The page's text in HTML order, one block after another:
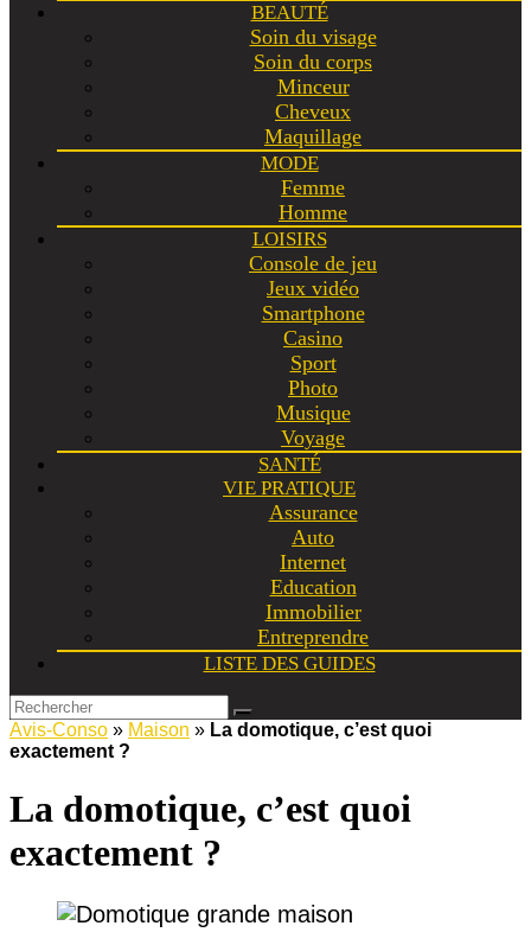
BEAUTÉ
Soin du visage
Soin du corps
Minceur
Cheveux
Maquillage
MODE
Femme
Homme
LOISIRS
Console de jeu
Jeux vidéo
Smartphone
Casino
Sport
Photo
Musique
Voyage
SANTÉ
VIE PRATIQUE
Assurance
Auto
Internet
Education
Immobilier
Entreprendre
LISTE DES GUIDES
Avis-Conso » Maison » La domotique, c’est quoi
exactement ?
La domotique, c’est quoi
exactement ?